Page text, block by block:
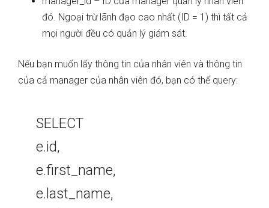
đó. Ngoại trừ lãnh đạo cao nhất (ID = 1) thì tất cả
mọi người đều có quản lý giám sát.
Nếu bạn muốn lấy thông tin của nhân viên và thông tin
của cả manager của nhân viên đó, bạn có thể query:
SELECT
e.id,
e.first_name,
e.last_name,